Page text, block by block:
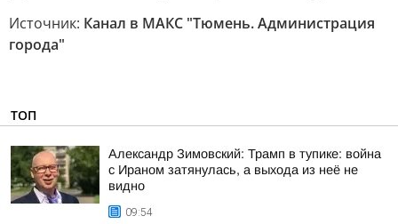
Источник: Канал в МАКС "Тюмень. Администрация
города"
ТОП
Александр Зимовский: Трамп в тупике: война
с Ираном затянулась, а выхода из неё не
видно
09:54